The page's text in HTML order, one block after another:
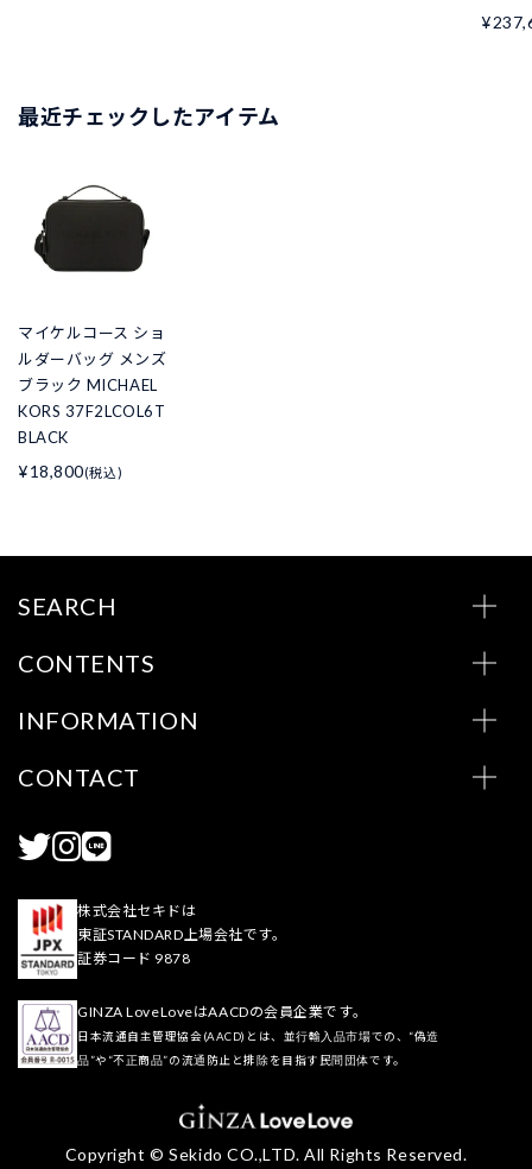
最近チェックしたアイテム
マイケルコース ショ
ルダーバッグ メンズ
ブラック MICHAEL
KORS 37F2LCOL6T
BLACK
¥18,800(税込)
SEARCH
CONTENTS
INFORMATION
CONTACT
株式会社セキドは
東証STANDARD上場会社です。
証券コード 9878
GINZA LoveLoveはAACDの会員企業です。
日本流通自主管理協会(AACD)とは、並行輸入品市場での、“偽造
品”や“不正商品”の流通防止と排除を目指す民間団体です。
Copyright © Sekido CO.,LTD. All Rights Reserved.